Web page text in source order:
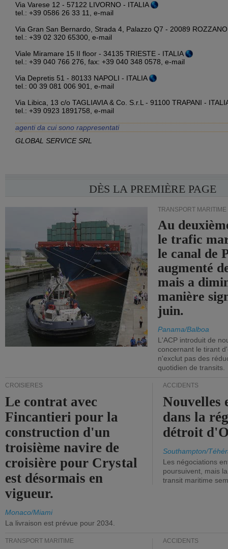
Via Varese 12 - 57122 LIVORNO - ITALIA
tel.: +39 0586 26 33 11, e-mail
Via Gran San Bernardo, Strada 4, Palazzo Q7 - 20089
tel.: +39 02 320 65300, e-mail
Viale Miramare 15 II floor - 34135 TRIESTE - ITALIA
tel.: +39 040 766 276, fax: +39 040 348 0578, e-mail
Via Depretis 51 - 80133 NAPOLI - ITALIA
tel.: 00 39 081 006 901, e-mail
Via Libica, 13 c/o TAGLIAVIA & Co. S.r.L - 91100 TRAPANI -
tel.: +39 0923 1891758, e-mail
agenti da cui sono rappresentati
GLOBAL SERVICE SRL
DÈS LA PREMIÈRE PAGE
TRANSPORT MARITIME
Au
le trafic
le canal de
augmenté
mais a
manière
juin.
Panama/Balboa
L'ACP introduit de
concernant le tirant
n'exclut pas des
quotidien de transits.
CROISIÈRES
Le contrat avec
Fincantieri pour la
construction d'un
troisième navire de
croisière pour Crystal
est désormais en
vigueur.
Monaco/Miami
La livraison est prévue pour 2034.
ACCIDENTS
Nouvelles
dans la
détroit
Southampton/
Les négociations
poursuivent, mais
transit maritime
TRANSPORT MARITIME ACCIDENTS